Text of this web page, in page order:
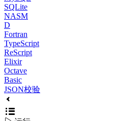
SQLite
NASM
D
Fortran
TypeScript
ReScript
Elixir
Octave
Basic
JSON校验